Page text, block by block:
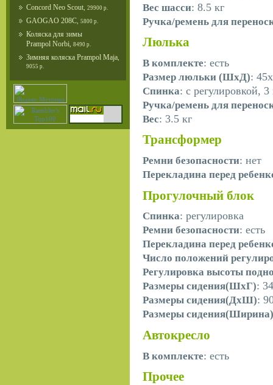
Concord Neo Scout 29900 р.
GAOGAO 208С 5800 р.
Коляска для зимы
Prampol Norbi 8490 р.
Зимняя коляска Prampol Maja
9055 р.
Вес шасси: 8.5 кг
Ручка/ремень для
Люлька
В комплекте: есть
Размер люльки (ШxД):
Спинка: с регулировкой,
Ручка/ремень для
Вес: 3.5 кг
Трансформер
Ремни безопасности: нет
Перекладина перед
Прогулочный блок
Спинка: регулировка
Ремни безопасности: есть
Перекладина перед
Число положений
Регулировка высоты
Размеры сидения(ШхГ):
Размеры сидения(ДхШ):
Размеры сидения(Ширина)
Автокресло
В комплекте: есть
Прочее